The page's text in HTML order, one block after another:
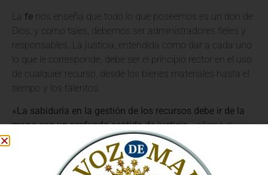
La fe nos enseña que todo lo que poseemos es un don de
Dios, y como tales, debemos ser administradores fieles y
responsables. La justicia, entendida como dar a cada uno
lo que le corresponde, debe ser el principio rector en el uso
de cualquier recurso, desde los bienes materiales hasta el
tiempo y los talentos.
«La sabiduría en la gestión de los recursos debe ir de la
mano con un profundo sentido de justicia», afirmó el
Santo Padre, recordando que la verdadera prosperidad no
se mide solo por la acumulación, sino por la capacidad de
garantizar el bienestar de todos, especialmente de los más